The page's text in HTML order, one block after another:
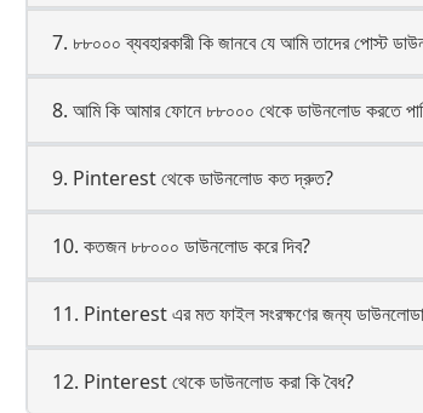
7. ৮৮০০০ ব্যবহারকারী কি জানবে যে আমি তাদের পোস্ট
8. আমি কি আমার ফোনে ৮৮০০০ থেকে ডাউনলোড করতে
9. Pinterest থেকে ডাউনলোড কত দ্রুত?
10. কতজন ৮৮০০০ ডাউনলোড করে দিব?
11. Pinterest এর মত ফাইল সংরক্ষণের জন্য
12. Pinterest থেকে ডাউনলোড করা কি বৈধ?